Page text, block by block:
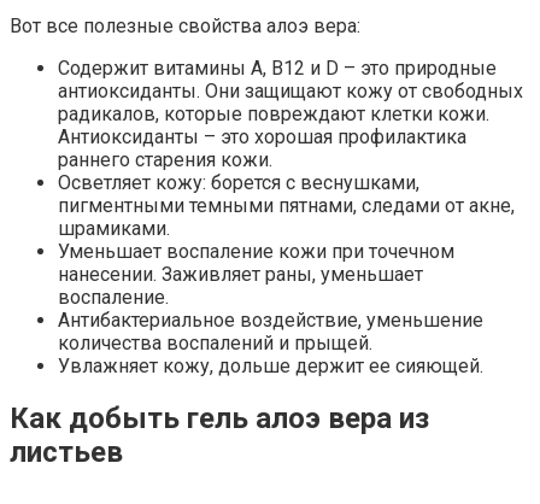
Вот все полезные свойства алоэ вера:
Содержит витамины A, В12 и D – это природные
антиоксиданты. Они защищают кожу от свободных
радикалов, которые повреждают клетки кожи.
Антиоксиданты – это хорошая профилактика
раннего старения кожи.
Осветляет кожу: борется с веснушками,
пигментными темными пятнами, следами от акне,
шрамиками.
Уменьшает воспаление кожи при точечном
нанесении. Заживляет раны, уменьшает
воспаление.
Антибактериальное воздействие, уменьшение
количества воспалений и прыщей.
Увлажняет кожу, дольше держит ее сияющей.
Как добыть гель алоэ вера из
листьев